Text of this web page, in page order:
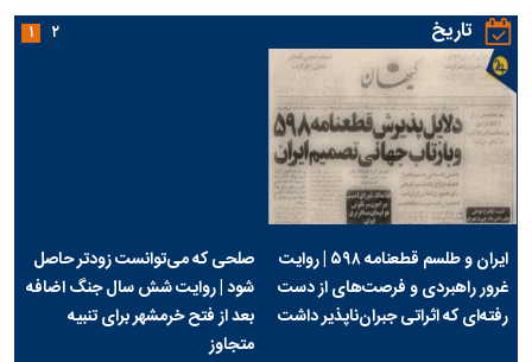
تاریخ
ایران و طلسم قطعنامه ۵۹۸ | روایت
غرور راهبردی و فرصت‌های از دست
رفته‌ای که اثراتی جبران‌ناپذیر داشت
صلحی که می‌توانست زودتر حاصل
شود | روایت شش سال جنگ اضافه
بعد از فتح خرمشهر برای تنبیه
متجاوز
۱ ۲